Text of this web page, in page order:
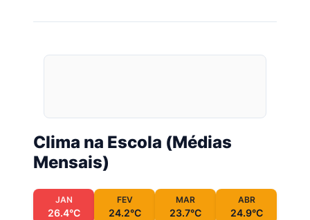
Clima na Escola (Médias
Mensais)
JAN
26.4°C
FEV
24.2°C
MAR
23.7°C
ABR
24.9°C